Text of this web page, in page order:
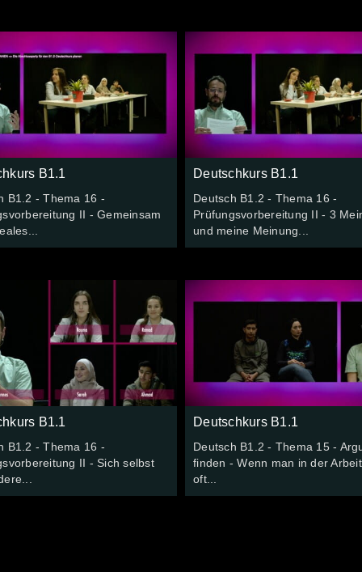
B1.1
B1.2 - Thema 16 -
II - Gemeinsam
Deutschkurs B1.1
Deutsch B1.2 - Thema 16 -
Prüfungsvorbereitung II - 3
und meine Meinung...
B1.1
B1.2 - Thema 16 -
II - Sich selbst
Deutschkurs B1.1
Deutsch B1.2 - Thema 15 -
finden - Wenn man in der
oft...